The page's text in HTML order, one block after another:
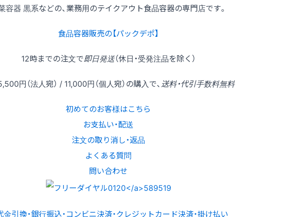
容器 黒系などの、業務用のテイクアウト食品容器の専門店です。
食品容器販売の【パックデポ】
12時までの注文で即日発送（休日・受発注品を除く）
円（法人宛） / 11,000円（個人宛）の購入で、 送料・代引手数料無料
初めてのお客様はこちら
お支払い・配送
注文の取り消し・返品
よくある質問
問い合わせ